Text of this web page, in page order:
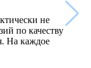
не
по качеству
На каждое